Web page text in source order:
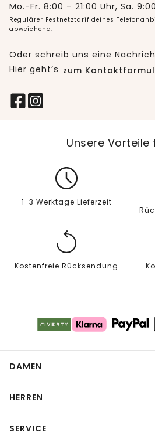
Mo.-Fr. 8:00 – 21:00 Uhr, Sa.
Regulärer Festnetztarif deines
abweichend.
Oder schreib uns eine
Hier geht’s zum
Unsere Vorteile
1-3 Werktage Lieferzeit
Kostenfreie Rücksendung
DAMEN
HERREN
SERVICE